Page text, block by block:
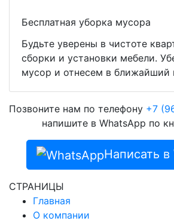
Бесплатная уборка мусора
Будьте уверены в чистоте
сборки и установки мебели.
мусор и отнесем в ближайший
Позвоните нам по телефону +7
напишите в WhatsApp по
Написать
СТРАНИЦЫ
Главная
О компании